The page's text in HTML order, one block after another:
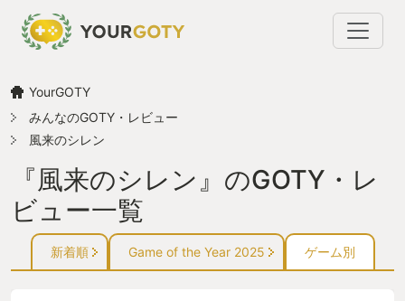
YourGOTY
みんなのGOTY・レビュー
風来のシレン
『風来のシレン』のGOTY・レ
ビュー一覧
新着順 Game of the Year 2025 ゲーム別